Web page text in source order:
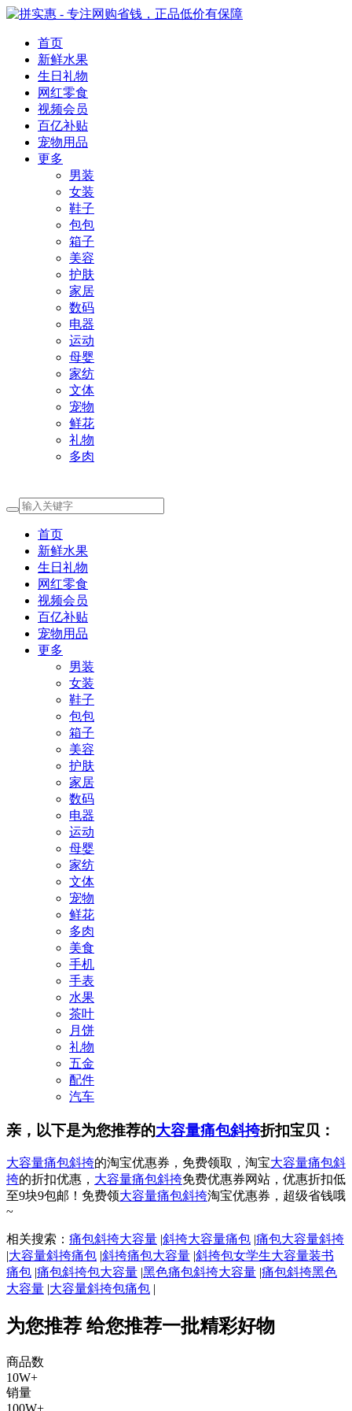
首页
新鲜水果
生日礼物
网红零食
视频会员
百亿补贴
宠物用品
更多
男装
女装
鞋子
包包
箱子
美容
护肤
家居
数码
电器
运动
母婴
家纺
文体
宠物
鲜花
礼物
多肉
首页
新鲜水果
生日礼物
网红零食
视频会员
百亿补贴
宠物用品
更多
男装
女装
鞋子
包包
箱子
美容
护肤
家居
数码
电器
运动
母婴
家纺
文体
宠物
鲜花
多肉
美食
手机
手表
水果
茶叶
月饼
礼物
五金
配件
汽车
亲，以下是为您推荐的大容量痛包斜挎折扣宝贝：
大容量痛包斜挎的淘宝优惠券，免费领取，淘宝大容量痛包斜
挎的折扣优惠， 大容量痛包斜挎免费优惠券网站，优惠折扣低
至9块9包邮！免费领大容量痛包斜挎淘宝优惠券，超级省钱哦
~
相关搜索： 痛包斜挎大容量 |斜挎大容量痛包 |痛包大容量斜挎
|大容量斜挎痛包 |斜挎痛包大容量 |斜挎包女学生大容量装书
痛包 |痛包斜挎包大容量 |黑色痛包斜挎大容量 |痛包斜挎黑色
大容量 |大容量斜挎包痛包 |
为您推荐 给您推荐一批精彩好物
商品数
10W+
销量